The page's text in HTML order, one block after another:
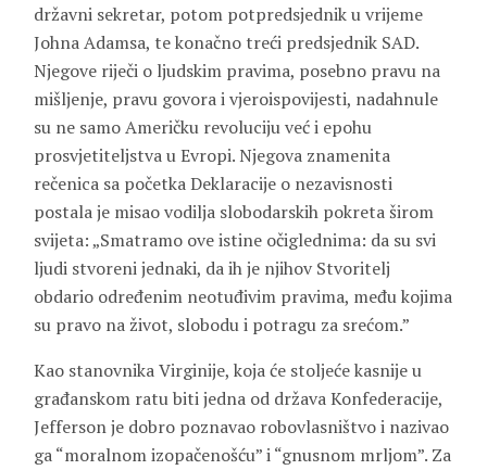
državni sekretar, potom potpredsjednik u vrijeme
Johna Adamsa, te konačno treći predsjednik SAD.
Njegove riječi o ljudskim pravima, posebno pravu na
mišljenje, pravu govora i vjeroispovijesti, nadahnule
su ne samo Američku revoluciju već i epohu
prosvjetiteljstva u Evropi. Njegova znamenita
rečenica sa početka Deklaracije o nezavisnosti
postala je misao vodilja slobodarskih pokreta širom
svijeta: „Smatramo ove istine očiglednima: da su svi
ljudi stvoreni jednaki, da ih je njihov Stvoritelj
obdario određenim neotuđivim pravima, među kojima
su pravo na život, slobodu i potragu za srećom.”
Kao stanovnika Virginije, koja će stoljeće kasnije u
građanskom ratu biti jedna od država Konfederacije,
Jefferson je dobro poznavao robovlasništvo i nazivao
ga “moralnom izopačenošću” i “gnusnom mrljom”. Za